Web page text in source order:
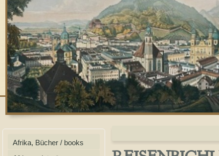
Afrika, Bücher / books